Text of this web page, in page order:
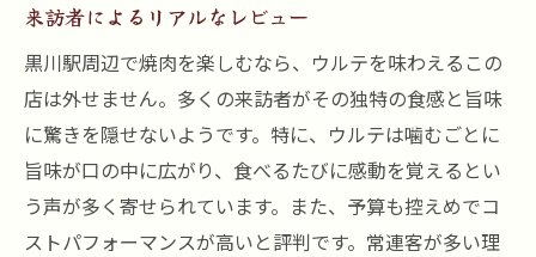
来訪者によるリアルなレビュー
黒川駅周辺で焼肉を楽しむなら、ウルテを味わえるこの
店は外せません。多くの来訪者がその独特の食感と旨味
に驚きを隠せないようです。特に、ウルテは噛むごとに
旨味が口の中に広がり、食べるたびに感動を覚えるとい
う声が多く寄せられています。また、予算も控えめでコ
ストパフォーマンスが高いと評判です。常連客が多い理